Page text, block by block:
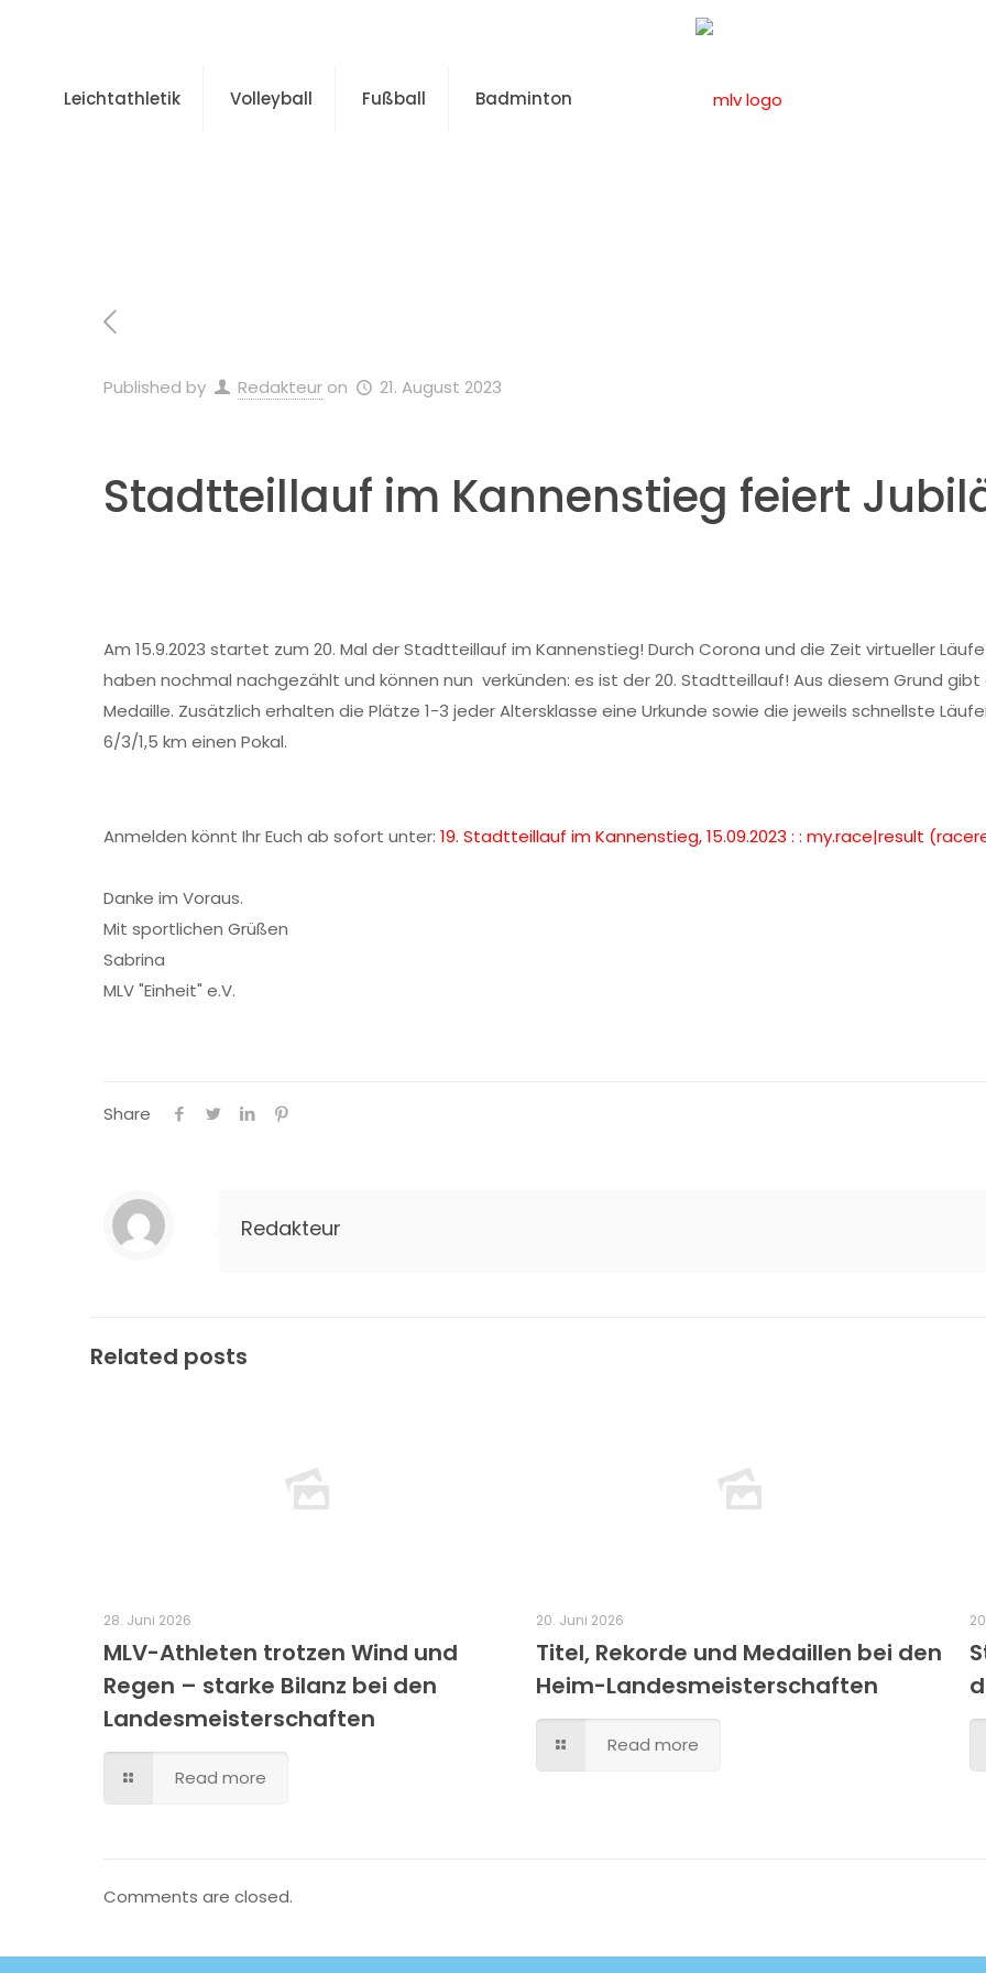
Leichtathletik Volleyball Fußball Badminton
Published by Redakteur on 21. August 2023
Stadtteillauf im Kannenstieg feiert
Am 15.9.2023 startet zum 20. Mal der Stadtteillauf im Kannenstieg! Durch Corona und die Zeit virtueller
haben nochmal nachgezählt und können nun verkünden: es ist der 20. Stadtteillauf! Aus diesem Grund
Medaille. Zusätzlich erhalten die Plätze 1-3 jeder Altersklasse eine Urkunde sowie die jeweils schnellste
6/3/1,5 km einen Pokal.
Anmelden könnt Ihr Euch ab sofort unter: 19. Stadtteillauf im Kannenstieg, 15.09.2023 : : my.race|result
Danke im Voraus.
Mit sportlichen Grüßen
Sabrina
MLV "Einheit" e.V.
Share
Redakteur
Related posts
28. Juni 2026
MLV-Athleten trotzen Wind und
Regen – starke Bilanz bei den
Landesmeisterschaften
Read more
20. Juni 2026
Titel, Rekorde und Medaillen bei den
Heim-Landesmeisterschaften
Read more
Comments are closed.